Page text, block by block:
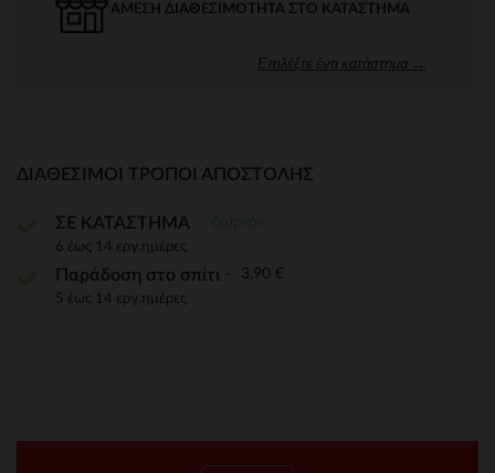
ΆΜΕΣΗ ΔΙΑΘΕΣΙΜΌΤΗΤΑ ΣΤΟ ΚΑΤΆΣΤΗΜΑ
Επιλέξτε ένα κατάστημα →
ΔΙΑΘΈΣΙΜΟΙ ΤΡΌΠΟΙ ΑΠΟΣΤΟΛΉΣ
ΣΕ ΚΑΤΑΣΤΗΜΑ
6 έως 14 εργ.ημέρες
Παράδοση στο σπίτι 3,90 €
5 έως 14 εργ.ημέρες